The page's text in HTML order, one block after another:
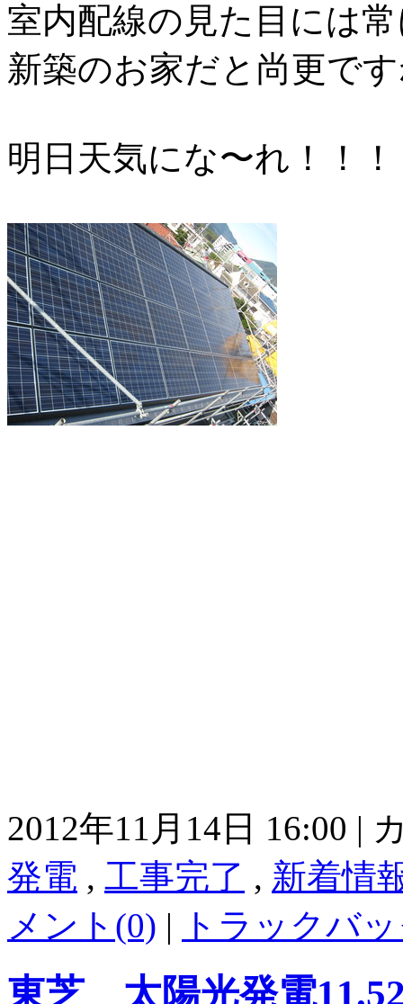
室内配線の見た目には
新築のお家だと尚更で
明日天気にな〜れ！！！
2012年11月14日 16:00 |
発電 , 工事完了 , 新着情
メント(0) | トラックバ
東芝 太陽光発電